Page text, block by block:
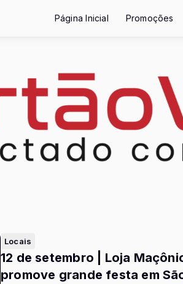
Página Inicial Promoções
Locais
12 de setembro | Loja
promove grande festa em